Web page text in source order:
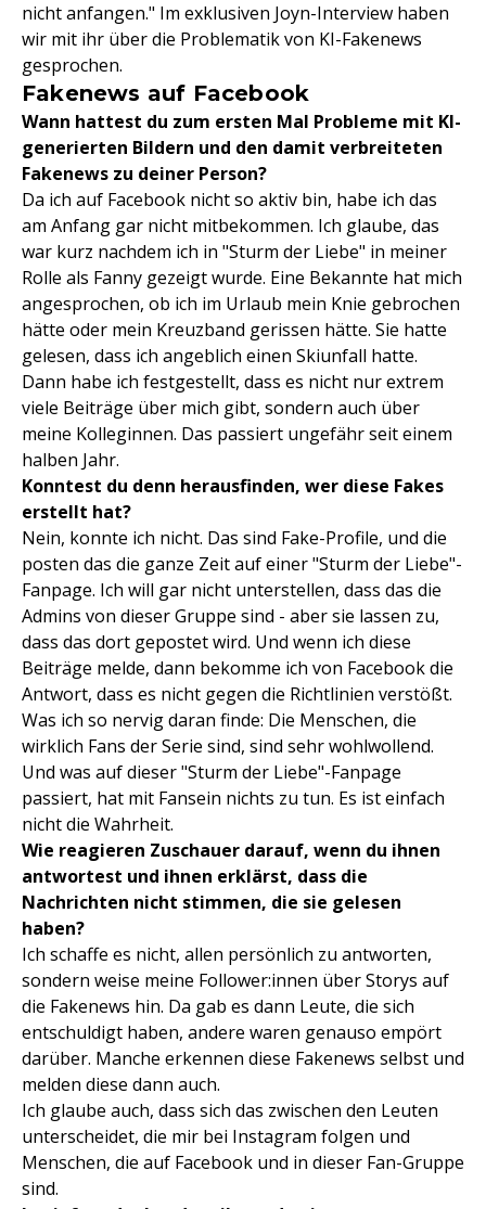
nicht anfangen." Im exklusiven Joyn-Interview haben
wir mit ihr über die Problematik von KI-Fakenews
gesprochen.
Fakenews auf Facebook
Wann hattest du zum ersten Mal Probleme mit KI-
generierten Bildern und den damit verbreiteten
Fakenews zu deiner Person?
Da ich auf Facebook nicht so aktiv bin, habe ich das
am Anfang gar nicht mitbekommen. Ich glaube, das
war kurz nachdem ich in "Sturm der Liebe" in meiner
Rolle als Fanny gezeigt wurde. Eine Bekannte hat mich
angesprochen, ob ich im Urlaub mein Knie gebrochen
hätte oder mein Kreuzband gerissen hätte. Sie hatte
gelesen, dass ich angeblich einen Skiunfall hatte.
Dann habe ich festgestellt, dass es nicht nur extrem
viele Beiträge über mich gibt, sondern auch über
meine Kolleginnen. Das passiert ungefähr seit einem
halben Jahr.
Konntest du denn herausfinden, wer diese Fakes
erstellt hat?
Nein, konnte ich nicht. Das sind Fake-Profile, und die
posten das die ganze Zeit auf einer "Sturm der Liebe"-
Fanpage. Ich will gar nicht unterstellen, dass das die
Admins von dieser Gruppe sind - aber sie lassen zu,
dass das dort gepostet wird. Und wenn ich diese
Beiträge melde, dann bekomme ich von Facebook die
Antwort, dass es nicht gegen die Richtlinien verstößt.
Was ich so nervig daran finde: Die Menschen, die
wirklich Fans der Serie sind, sind sehr wohlwollend.
Und was auf dieser "Sturm der Liebe"-Fanpage
passiert, hat mit Fansein nichts zu tun. Es ist einfach
nicht die Wahrheit.
Wie reagieren Zuschauer darauf, wenn du ihnen
antwortest und ihnen erklärst, dass die
Nachrichten nicht stimmen, die sie gelesen
haben?
Ich schaffe es nicht, allen persönlich zu antworten,
sondern weise meine Follower:innen über Storys auf
die Fakenews hin. Da gab es dann Leute, die sich
entschuldigt haben, andere waren genauso empört
darüber. Manche erkennen diese Fakenews selbst und
melden diese dann auch.
Ich glaube auch, dass sich das zwischen den Leuten
unterscheidet, die mir bei Instagram folgen und
Menschen, die auf Facebook und in dieser Fan-Gruppe
sind.